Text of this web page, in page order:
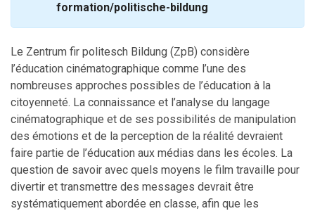
formation/politische-bildung
Le Zentrum fir politesch Bildung (ZpB) considère
l’éducation cinématographique comme l’une des
nombreuses approches possibles de l’éducation à la
citoyenneté. La connaissance et l’analyse du langage
cinématographique et de ses possibilités de manipulation
des émotions et de la perception de la réalité devraient
faire partie de l’éducation aux médias dans les écoles. La
question de savoir avec quels moyens le film travaille pour
divertir et transmettre des messages devrait être
systématiquement abordée en classe, afin que les